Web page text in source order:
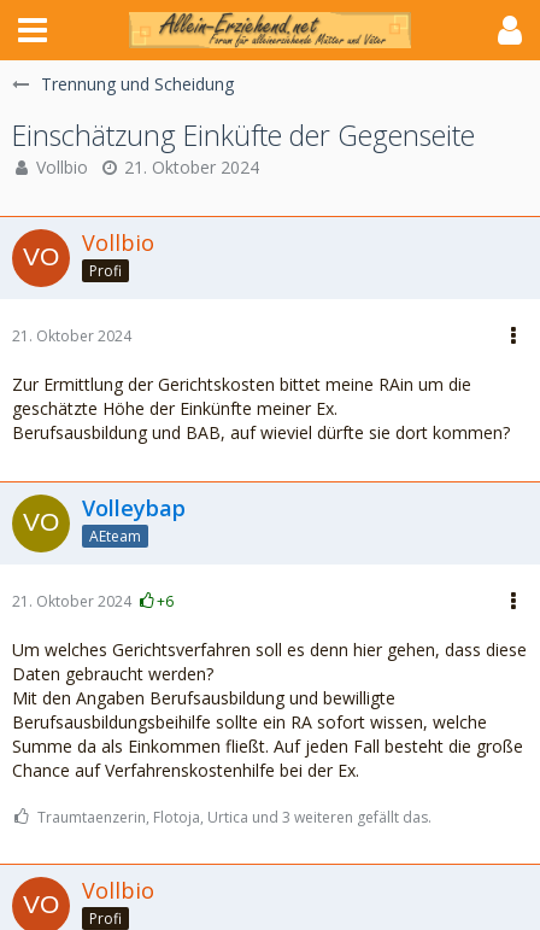
Trennung und Scheidung
Einschätzung Einküfte der Gegenseite
Vollbio 21. Oktober 2024
Vollbio
Profi
21. Oktober 2024
Zur Ermittlung der Gerichtskosten bittet meine RAin um die
geschätzte Höhe der Einkünfte meiner Ex.
Berufsausbildung und BAB, auf wieviel dürfte sie dort kommen?
Volleybap
AEteam
21. Oktober 2024 +6
Um welches Gerichtsverfahren soll es denn hier gehen, dass diese
Daten gebraucht werden?
Mit den Angaben Berufsausbildung und bewilligte
Berufsausbildungsbeihilfe sollte ein RA sofort wissen, welche
Summe da als Einkommen fließt. Auf jeden Fall besteht die große
Chance auf Verfahrenskostenhilfe bei der Ex.
Traumtaenzerin, Flotoja, Urtica und 3 weiteren gefällt das.
Vollbio
Profi